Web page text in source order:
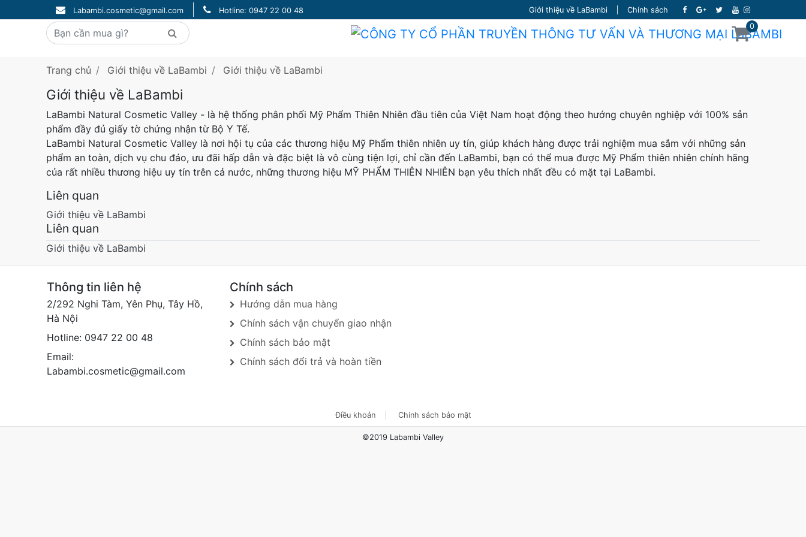
Labambi.cosmetic@gmail.com Hotline: 0947 22 00 48 Giới thiệu về LaBambi
Chính sách
0
Trang chủ Giới thiệu về LaBambi Giới thiệu về LaBambi
Giới thiệu về LaBambi
LaBambi Natural Cosmetic Valley - là hệ thống phân phối Mỹ Phẩm Thiên Nhiên đầu tiên của Việt Nam hoạt động theo hướng chuyên nghiệp với 100% sản
phẩm đầy đủ giấy tờ chứng nhận từ Bộ Y Tế.
LaBambi Natural Cosmetic Valley là nơi hội tụ của các thương hiệu Mỹ Phẩm thiên nhiên uy tín, giúp khách hàng được trải nghiệm mua sắm với những sản
phẩm an toàn, dịch vụ chu đáo, ưu đãi hấp dẫn và đặc biệt là vô cùng tiện lợi, chỉ cần đến LaBambi, bạn có thể mua được Mỹ Phẩm thiên nhiên chính hãng
của rất nhiều thương hiệu uy tín trên cả nước, những thương hiệu MỸ PHẨM THIÊN NHIÊN bạn yêu thích nhất đều có mặt tại LaBambi.
Liên quan
Giới thiệu về LaBambi
Liên quan
Giới thiệu về LaBambi
Thông tin liên hệ
2/292 Nghi Tàm, Yên Phụ, Tây Hồ,
Hà Nội
Hotline: 0947 22 00 48
Email:
Labambi.cosmetic@gmail.com
Chính sách
Hướng dẫn mua hàng
Chính sách vận chuyển giao nhận
Chính sách bảo mật
Chính sách đổi trả và hoàn tiền
Điều khoản Chính sách bảo mật
©2019 Labambi Valley